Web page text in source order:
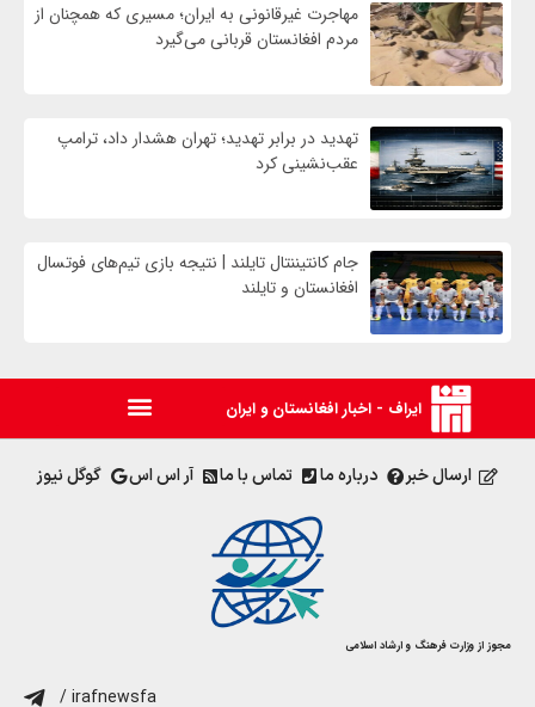
مهاجرت غیرقانونی به ایران؛ مسیری که همچنان از
مردم افغانستان قربانی می‌گیرد
تهدید در برابر تهدید؛ تهران هشدار داد، ترامپ
عقب‌نشینی کرد
جام کانتیننتال تایلند | نتیجه بازی تیم‌های فوتسال
افغانستان و تایلند
ایراف - اخبار افغانستان و ایران
ارسال خبر درباره ما تماس با ما آر اس اس گوگل نیوز
مجوز از وزارت فرهنگ و ارشاد اسلامی
/ irafnewsfa